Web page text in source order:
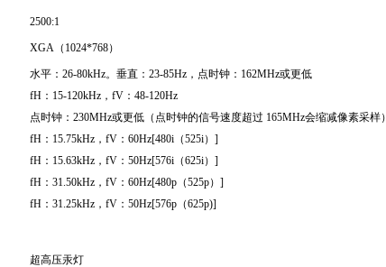
2500:1
XGA（1024*768）
水平：26-80kHz。垂直：23-85Hz，点时钟：162MHz或更低
fH：15-120kHz，fV：48-120Hz
点时钟：230MHz或更低（点时钟的信号速度超过 165MHz会缩减像素采样）
fH：15.75kHz，fV：60Hz[480i（525i）]
fH：15.63kHz，fV：50Hz[576i（625i）]
fH：31.50kHz，fV：60Hz[480p（525p）]
fH：31.25kHz，fV：50Hz[576p（625p)]
超高压汞灯